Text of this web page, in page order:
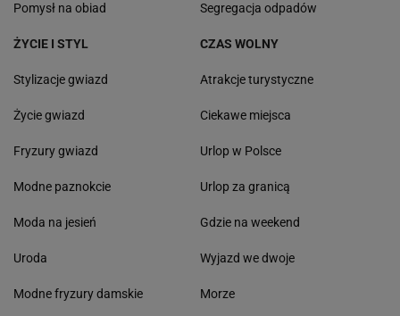
Pomysł na obiad Segregacja odpadów
ŻYCIE I STYL
Stylizacje gwiazd
Życie gwiazd
Fryzury gwiazd
Modne paznokcie
Moda na jesień
Uroda
Modne fryzury damskie
CZAS WOLNY
Atrakcje turystyczne
Ciekawe miejsca
Urlop w Polsce
Urlop za granicą
Gdzie na weekend
Wyjazd we dwoje
Morze